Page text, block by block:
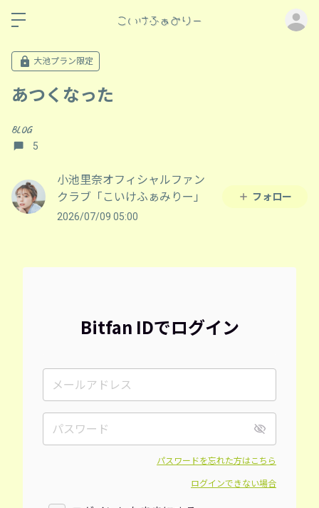
大池プラン限定
あつくなった
BLOG
5
小池里奈オフィシャルファン
クラブ「こいけふぁみりー」
2026/07/09 05:00
フォロー
Bitfan IDでログイン
パスワードを忘れた方はこちら
ログインできない場合